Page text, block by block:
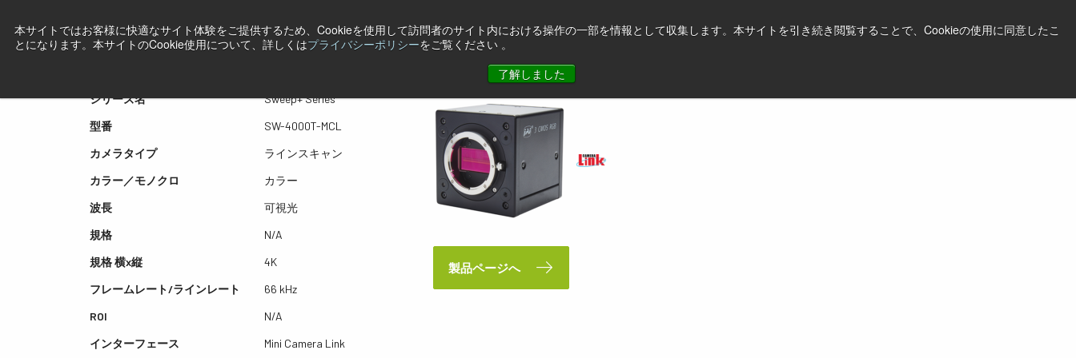
本サイトではお客様に快適なサイト体験をご提供するため、Cookieを使用して訪問者のサイト内における操作の一部を情報として収集します。本サイトを引き続き閲覧することで、Cookieの使用に同意したこ
とになります。本サイトのCookie使用について、詳しくはプライバシーポリシーをご覧ください 。
了解しました
プレビュー SW-4000T-MCL
シリーズ名
Sweep+ Series
型番
SW-4000T-MCL
カメラタイプ
ラインスキャン
カラー／モノクロ
カラー
波長
可視光
規格
N/A
規格 横x縦
4K
フレームレート/ラインレート
66 kHz
ROI
N/A
インターフェース
Mini Camera Link
製品ページへ